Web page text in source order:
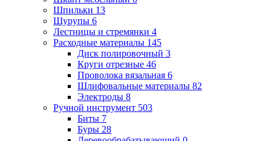
Шпильки 13
Шурупы 6
Лестницы и стремянки 4
Расходные материалы 145
Диск полировочный 3
Круги отрезные 46
Проволока вязальная 6
Шлифовальные материалы 82
Электроды 8
Ручной инструмент 503
Биты 7
Буры 28